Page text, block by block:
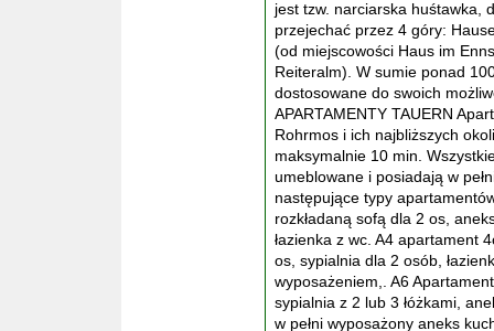
jest tzw. narciarska huśtawka,
przejechać przez 4 góry:
(od miejscowości Haus im
Reiteralm). W sumie ponad
dostosowane do swoich
APARTAMENTY TAUERN
Rohrmos i ich najbliższych
maksymalnie 10 min.
umeblowane i posiadają w
następujące typy
rozkładaną sofą dla 2 os,
łazienka z wc. A4 apartament
os, sypialnia dla 2 osób,
wyposażeniem,. A6
sypialnia z 2 lub 3 łóżkami,
w pełni wyposażony aneks